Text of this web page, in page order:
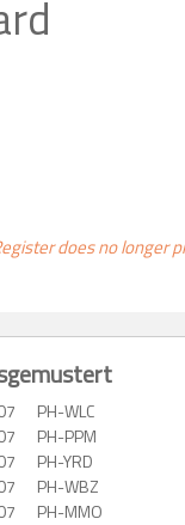
does no longer
PH-WLC
PH-PPM
PH-YRD
PH-WBZ
PH-MMO